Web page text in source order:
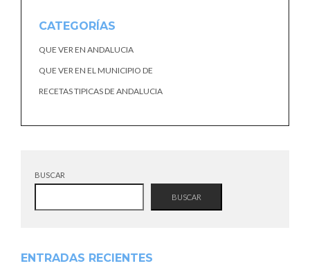
CATEGORÍAS
QUE VER EN ANDALUCIA
QUE VER EN EL MUNICIPIO DE
RECETAS TIPICAS DE ANDALUCIA
BUSCAR
BUSCAR
ENTRADAS RECIENTES